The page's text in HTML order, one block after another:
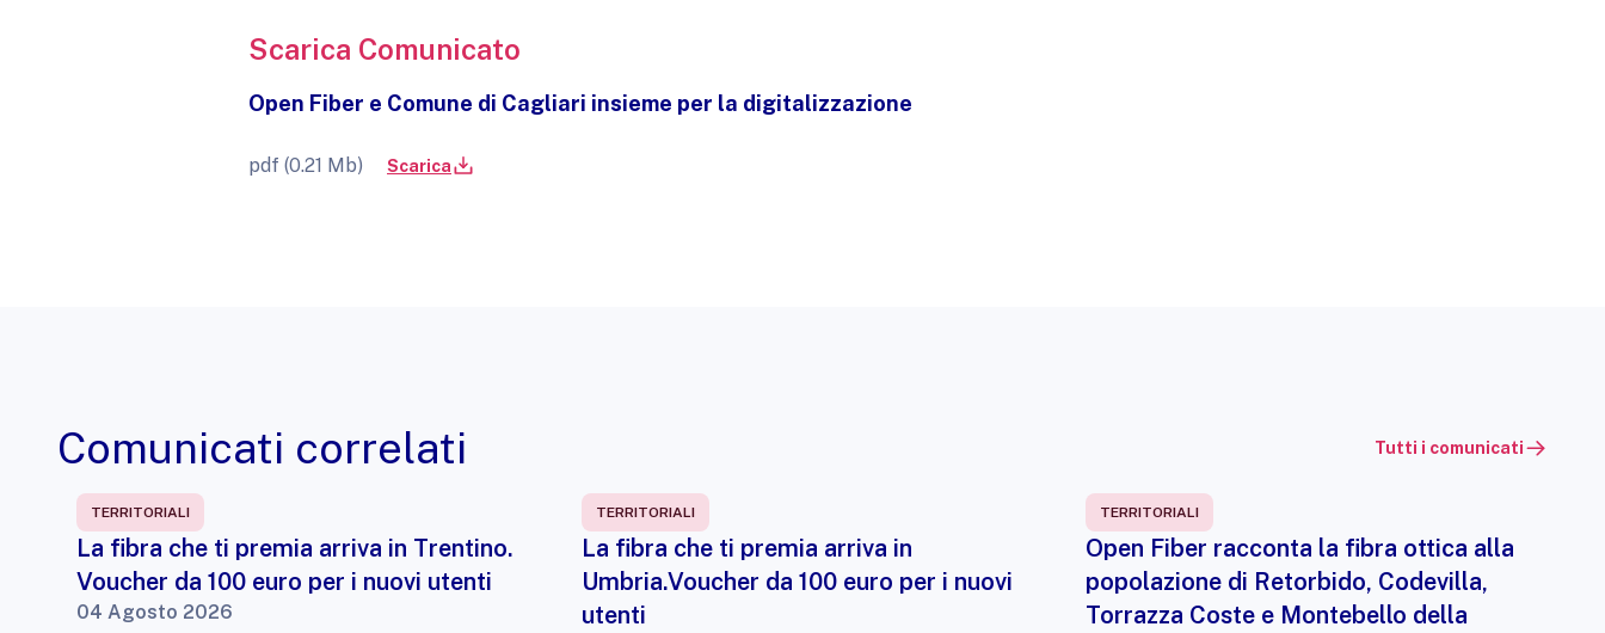
Scarica Comunicato
Open Fiber e Comune di Cagliari insieme per la digitalizzazione
pdf (0.21 Mb) Scarica
Comunicati correlati Tutti i comunicati
TERRITORIALI
La fibra che ti premia arriva in Trentino.
Voucher da 100 euro per i nuovi utenti
04 Agosto 2026
TERRITORIALI
La fibra che ti premia arriva in
Umbria.Voucher da 100 euro per i nuovi
utenti
TERRITORIALI
Open Fiber racconta la fibra ottica alla
popolazione di Retorbido, Codevilla,
Torrazza Coste e Montebello della